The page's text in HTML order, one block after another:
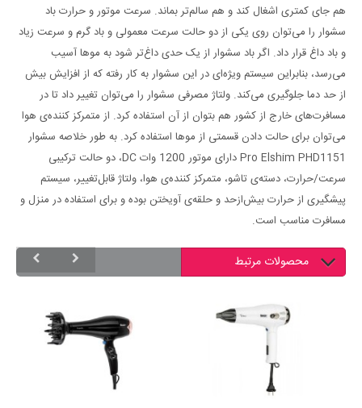
هم جای کمتری اشغال کند و هم سالم‌تر بماند. سرعت موتور و حرارت باد
سشوار را می‌توان روی یکی از دو حالت سرعت معمولی و باد گرم و سرعت زیاد
و باد داغ قرار داد. اگر باد سشوار از یک حدی داغ‌تر شود به موها آسیب
می‌رسد، بنابراین سیستم ویژه‌ای در این سشوار به کار رفته که از افزایش بیش
از حد دما جلوگیری می‌کند. ولتاژ مصرفی سشوار را می‌توان تغییر داد تا در
مسافرت‌های خارج از کشور هم بتوان از آن استفاده کرد. از متمرکز کننده‌ی هوا
می‌توان برای حالت دادن قسمتی از موها استفاده کرد. به طور خلاصه سشوار
Pro Elshim PHD1151 دارای موتور 1200 وات DC، دو حالت ترکیبی
سرعت/حرارت، دسته‌ی تاشو، متمرکز کننده‌ی هوا، ولتاژ قابل‌تغییر، سیستم
پیشگیری از حرارت بیش‌ازحد و حلقه‌ی آویختن بوده و برای استفاده در منزل و
مسافرت مناسب است.
محصولات مرتبط